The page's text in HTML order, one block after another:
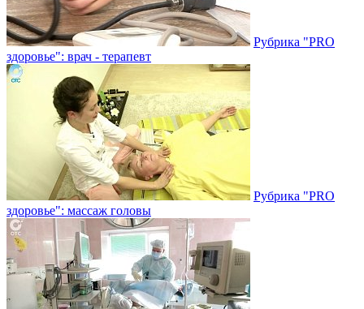
Рубрика "PRO
здоровье": врач - терапевт
Рубрика "PRO
здоровье": массаж головы